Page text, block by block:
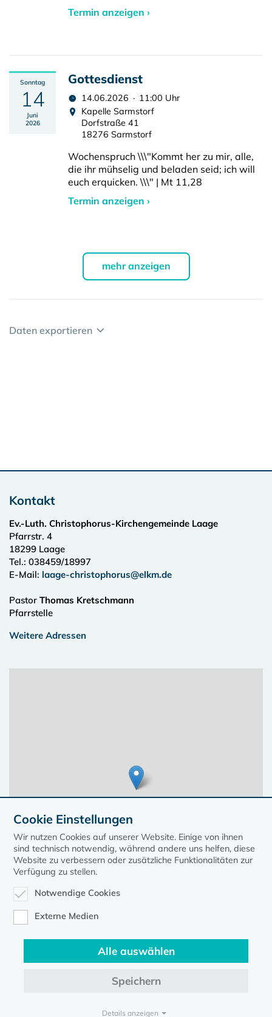
Termin anzeigen ›
Sonntag
14
Juni
2026
Gottesdienst
14.06.2026 · 11:00 Uhr
Kapelle Sarmstorf
Dorfstraße 41
18276 Sarmstorf
Wochenspruch \\\"Kommt her zu mir, alle,
die ihr mühselig und beladen seid; ich will
euch erquicken. \\\" | Mt 11,28
Termin anzeigen ›
mehr anzeigen
Daten exportieren
Kontakt
Ev.-Luth. Christophorus-Kirchengemeinde Laage
Pfarrstr. 4
18299 Laage
Tel.: 038459/18997
E-Mail: laage-christophorus@elkm.de
Pastor Thomas Kretschmann
Pfarrstelle
Weitere Adressen
Diese Seite gehört zum Portalkirche-mv.de
Evangelische Kirche in Mecklenburg-Vorpommern © 2026
Cookie Einstellungen
Wir nutzen Cookies auf unserer Website. Einige von ihnen
sind technisch notwendig, während andere uns helfen, diese
Website zu verbessern oder zusätzliche Funktionalitäten zur
Verfügung zu stellen.
Notwendige Cookies
Externe Medien
Alle auswählen
Speichern
Details anzeigen